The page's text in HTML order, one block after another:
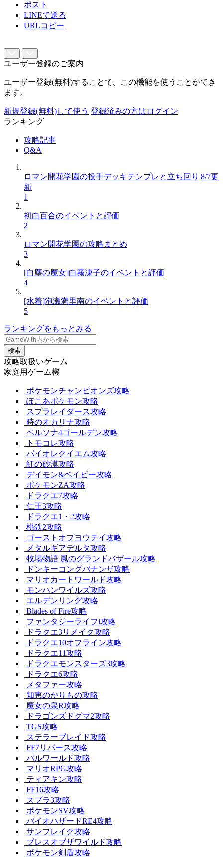
ポスト
LINEで送る
URLコピー
ユーザー登録のご案内
ユーザー登録(無料)することで、この機能を使うことができ
ます。
新規登録(無料)して使う 登録済みの方はログイン
ランキング
攻略記事
Q&A
ロマン開花学園の投手デッキテンプレと立ち回り|8/7更
新
1
初白百合のイベントと評価
2
ロマン開花学園の攻略まとめ
3
[白塵の魔女]白霧凍子のイベントと評価
4
[水着]泡瀬満里南のイベントと評価
5
ランキングをもっとみる
検索
攻略取扱いゲーム
家庭用ゲーム機
ポケモンチャンピオンズ攻略
ぽこあポケモン攻略
スプラレイダース攻略
時のオカリナ攻略
ペルソナ4ゴールデン攻略
トモコレ攻略
バイオレクイエム攻略
紅の砂漠攻略
デイモン&ベイビー攻略
ポケモンZA攻略
ドラクエ7攻略
仁王3攻略
ドラクエ1・2攻略
桃鉄2攻略
ゴーストオブヨウテイ攻略
メタルギアデルタ攻略
牧場物語 風のグランドバザール攻略
ドンキーコングバナンザ攻略
マリオカートワールド攻略
モンハンワイルズ攻略
エルデンリング攻略
Blades of Fire攻略
ファンタジーライフi攻略
ドラクエ3リメイク攻略
ドラクエ10オフライン攻略
ドラクエ11攻略
ドラクエモンスターズ3攻略
ドラクエ6攻略
メタファー攻略
知恵のかりもの攻略
魔女の泉R攻略
ドラゴンズドグマ2攻略
TGS攻略
ステラーブレイド攻略
FF7リバース攻略
パルワールド攻略
マリオRPG攻略
ティアキン攻略
FF16攻略
スプラ3攻略
ポケモンSV攻略
バイオハザードRE4攻略
サンブレイク攻略
ブレスオブザワイルド攻略
ポケモン剣盾攻略